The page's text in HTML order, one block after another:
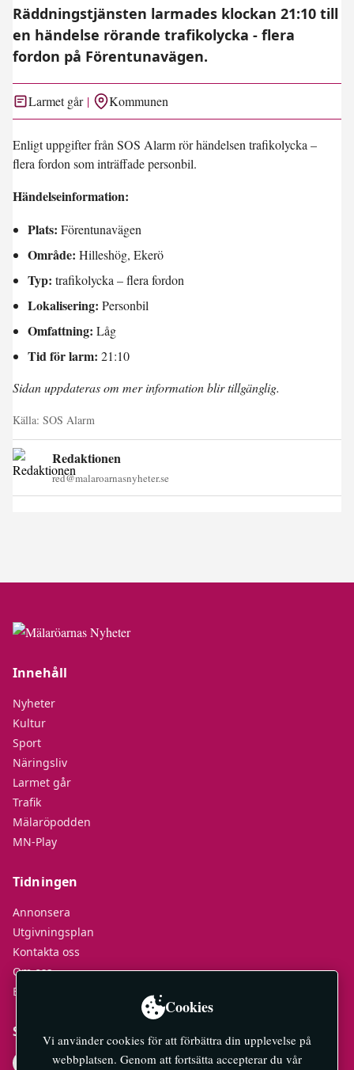
Räddningstjänsten larmades klockan 21:10 till
en händelse rörande trafikolycka - flera
fordon på Förentunavägen.
Larmet går Kommunen
Enligt uppgifter från SOS Alarm rör händelsen trafikolycka –
flera fordon som inträffade personbil.
Händelseinformation:
Plats: Förentunavägen
Område: Hilleshög, Ekerö
Typ: trafikolycka – flera fordon
Lokalisering: Personbil
Omfattning: Låg
Tid för larm: 21:10
Sidan uppdateras om mer information blir tillgänglig.
Källa: SOS Alarm
Redaktionen
red@malaroarnasnyheter.se
Innehåll
Nyheter
Kultur
Sport
Näringsliv
Larmet går
Trafik
Mälaröpodden
MN-Play
Tidningen
Annonsera
Utgivningsplan
Kontakta oss
Om oss
E-tidningar
Socialt
Cookies
Vi använder cookies för att förbättra din upplevelse på
webbplatsen. Genom att fortsätta accepterar du vår